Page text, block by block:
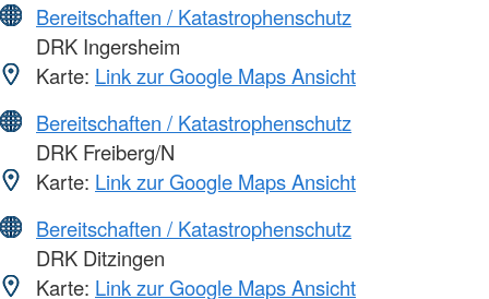
Bereitschaften / Katastrophenschutz
DRK Ingersheim
Karte: Link zur Google Maps Ansicht
Bereitschaften / Katastrophenschutz
DRK Freiberg/N
Karte: Link zur Google Maps Ansicht
Bereitschaften / Katastrophenschutz
DRK Ditzingen
Karte: Link zur Google Maps Ansicht